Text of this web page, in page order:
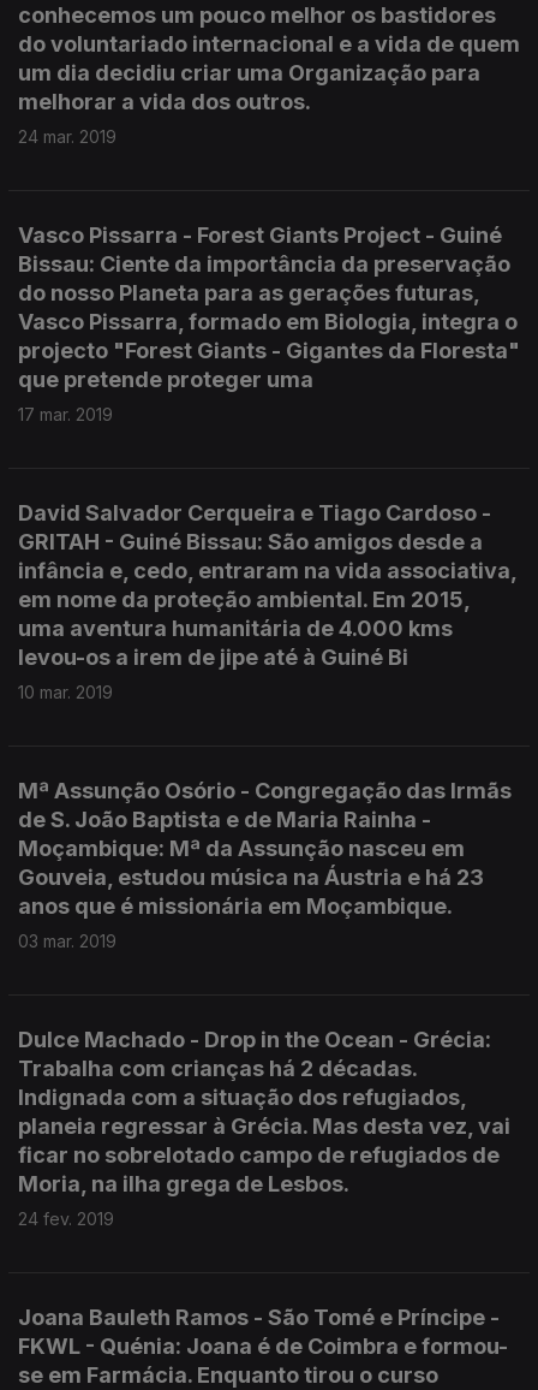
conhecemos um pouco melhor os bastidores
do voluntariado internacional e a vida de quem
um dia decidiu criar uma Organização para
melhorar a vida dos outros.
24 mar. 2019
Vasco Pissarra - Forest Giants Project - Guiné
Bissau: Ciente da importância da preservação
do nosso Planeta para as gerações futuras,
Vasco Pissarra, formado em Biologia, integra o
projecto "Forest Giants - Gigantes da Floresta"
que pretende proteger uma
17 mar. 2019
David Salvador Cerqueira e Tiago Cardoso -
GRITAH - Guiné Bissau: São amigos desde a
infância e, cedo, entraram na vida associativa,
em nome da proteção ambiental. Em 2015,
uma aventura humanitária de 4.000 kms
levou-os a irem de jipe até à Guiné Bi
10 mar. 2019
Mª Assunção Osório - Congregação das Irmãs
de S. João Baptista e de Maria Rainha -
Moçambique: Mª da Assunção nasceu em
Gouveia, estudou música na Áustria e há 23
anos que é missionária em Moçambique.
03 mar. 2019
Dulce Machado - Drop in the Ocean - Grécia:
Trabalha com crianças há 2 décadas.
Indignada com a situação dos refugiados,
planeia regressar à Grécia. Mas desta vez, vai
ficar no sobrelotado campo de refugiados de
Moria, na ilha grega de Lesbos.
24 fev. 2019
Joana Bauleth Ramos - São Tomé e Príncipe -
FKWL - Quénia: Joana é de Coimbra e formou-
se em Farmácia. Enquanto tirou o curso